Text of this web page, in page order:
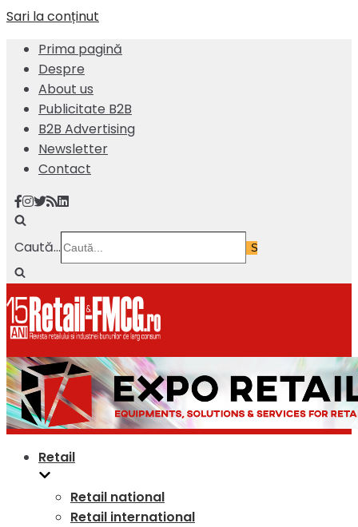
Sari la conținut
Prima pagină
Despre
About us
Publicitate B2B
B2B Advertising
Newsletter
Contact
Caută...
Retail
Retail national
Retail international